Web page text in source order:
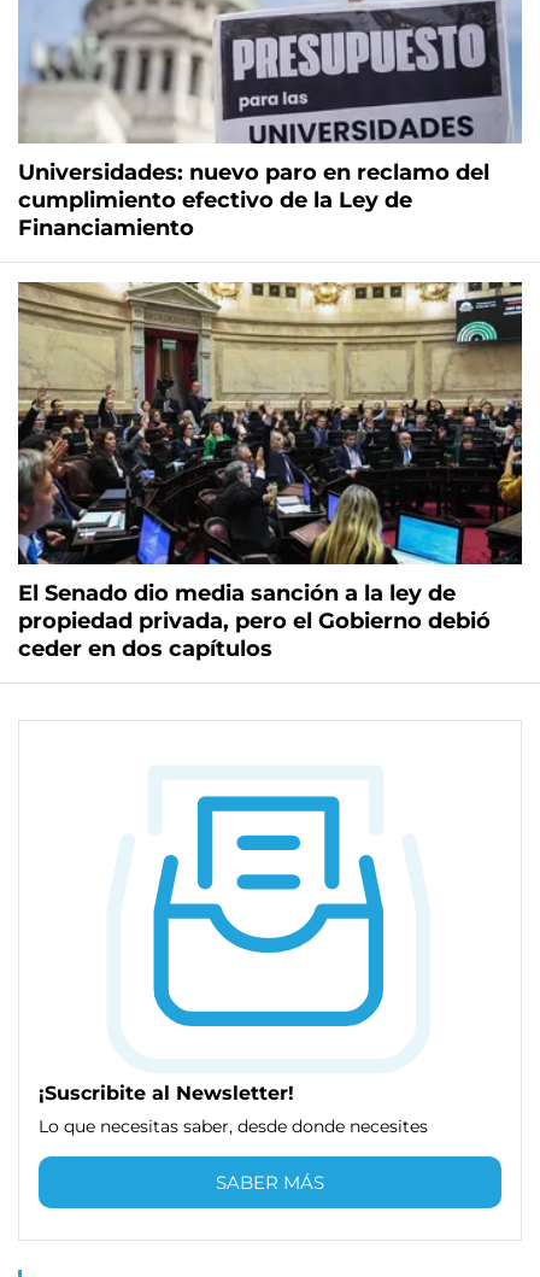
Universidades: nuevo paro en reclamo del
cumplimiento efectivo de la Ley de
Financiamiento
El Senado dio media sanción a la ley de
propiedad privada, pero el Gobierno debió
ceder en dos capítulos
¡Suscribite al Newsletter!
Lo que necesitas saber, desde donde necesites
SABER MÁS